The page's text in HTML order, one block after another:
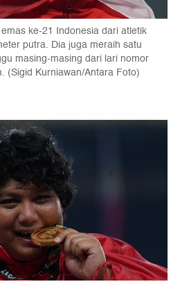
ke-21 Indonesia dari atletik
putra. Dia juga meraih satu
masing-masing dari lari nomor
(Sigid Kurniawan/Antara Foto)